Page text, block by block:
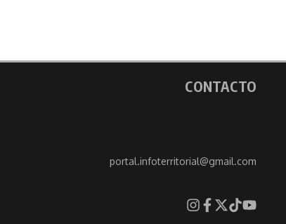
CONTACTO
portal.infoterritorial@gmail.com